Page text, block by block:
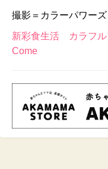
撮影＝カラーパワー
新彩食生活 カラフ
Come